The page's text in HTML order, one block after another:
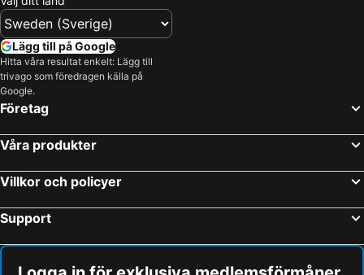
Lägg till på Google
Hitta våra resultat enkelt: Lägg till
trivago som föredragen källa på
Google.
Företag
Våra produkter
Villkor och policyer
Support